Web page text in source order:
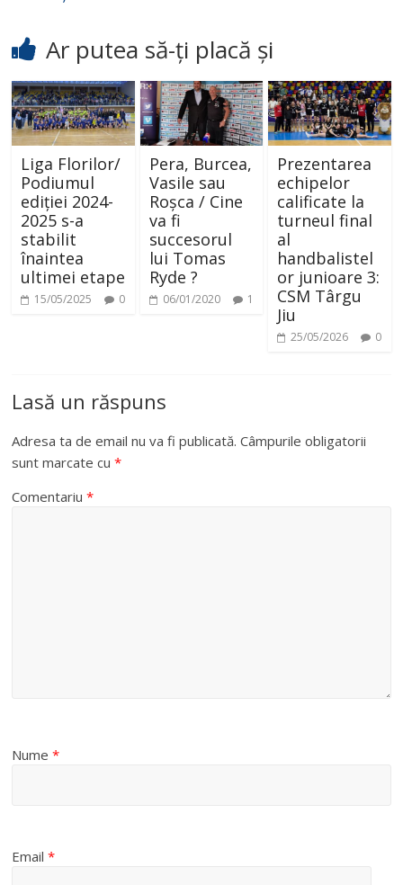
Ar putea să-ți placă și
Liga Florilor/
Podiumul
ediției 2024-
2025 s-a
stabilit
înaintea
ultimei etape
15/05/2025 0
Pera, Burcea,
Vasile sau
Roșca / Cine
va fi
succesorul
lui Tomas
Ryde ?
06/01/2020 1
Prezentarea
echipelor
calificate la
turneul final
al
handbalistel
or junioare 3:
CSM Târgu
Jiu
25/05/2026 0
Lasă un răspuns
Adresa ta de email nu va fi publicată. Câmpurile obligatorii
sunt marcate cu*
Comentariu*
Nume*
Email*